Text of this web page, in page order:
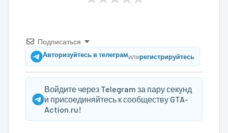
Подписаться
Авторизуйтесь в телеграмилирегистрируйтесь
Войдите через Telegram за пару секунд
и присоединяйтесь к сообществу GTA-
Action.ru!